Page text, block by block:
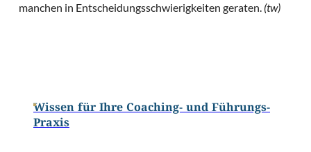
manchen in Entscheidungsschwierigkeiten geraten. (tw)
Wissen für Ihre Coaching- und Führungs-
Praxis